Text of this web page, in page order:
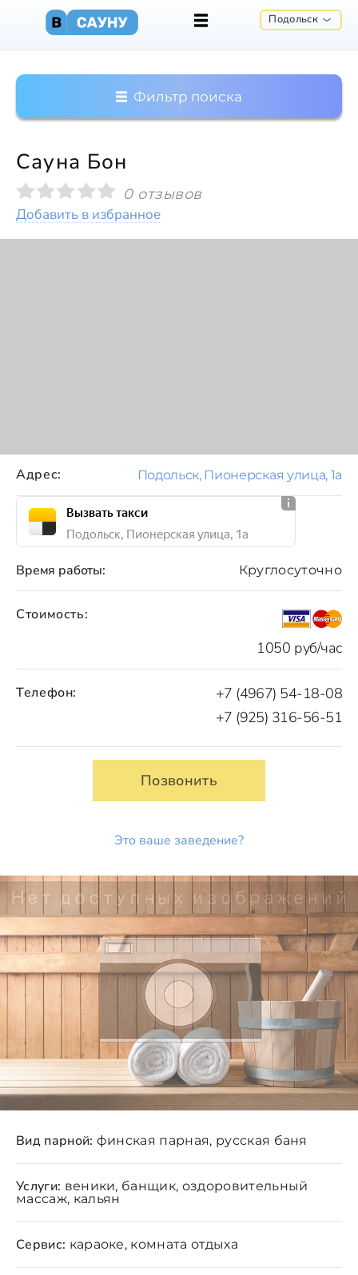
Подольск
Фильтр поиска
Сауна Бон
0 отзывов
Добавить в избранное
Стоимость:
1050 руб/час
Время работы: Круглосуточно
Телефон:
+7 (4967) 54-18-08
+7 (925) 316-56-51
Позвонить
Это ваше заведение?
Адрес: Подольск, Пионерская улица, 1а
Вызвать такси
Подольск, Пионерская улица, 1а
Вид парной: финская парная, русская баня
Услуги: веники, банщик, оздоровительный
массаж, кальян
Сервис: караоке, комната отдыха